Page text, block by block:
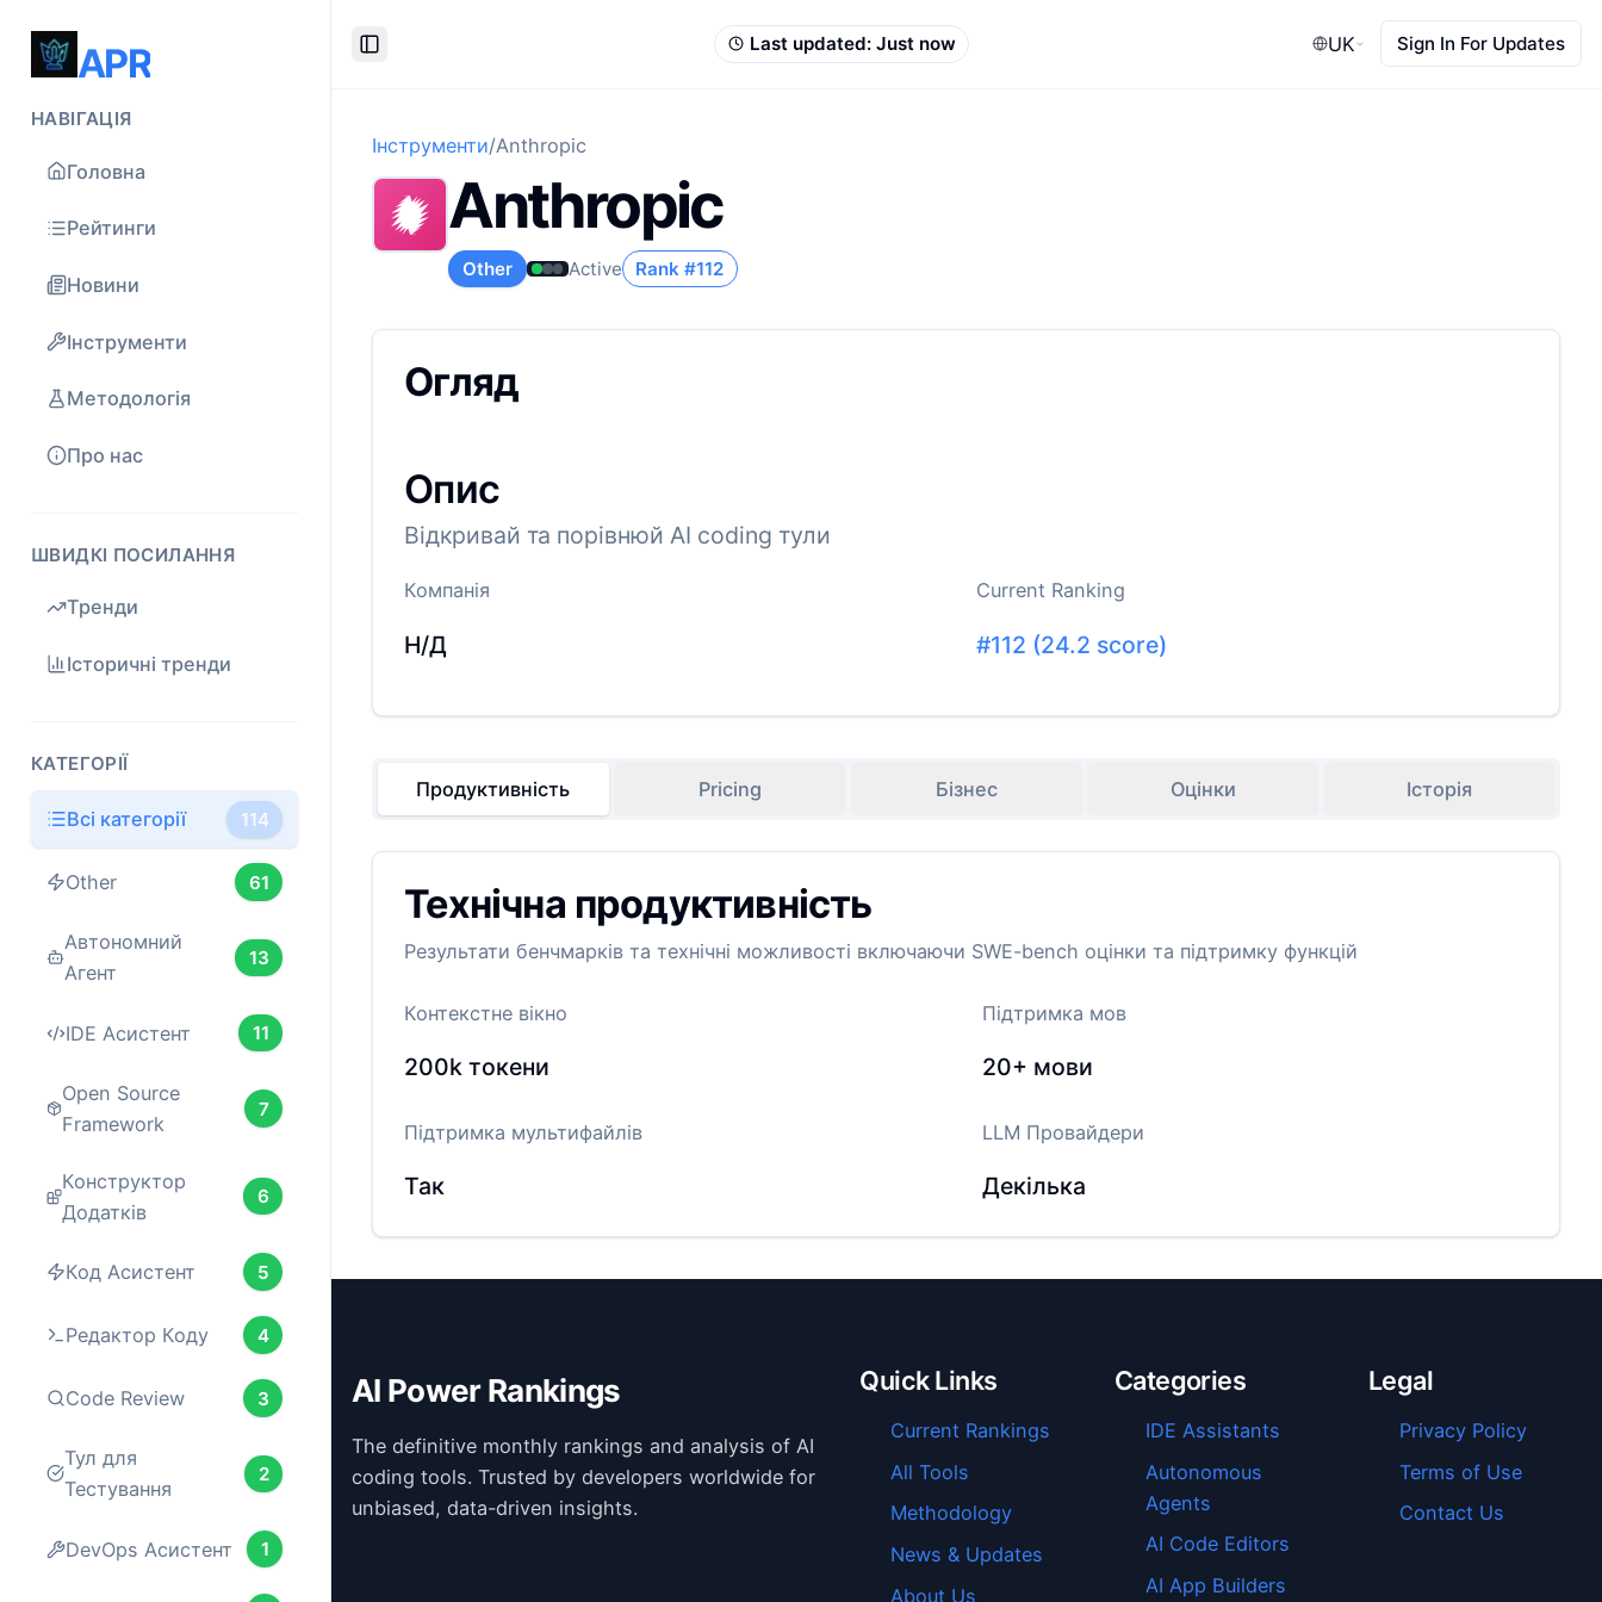
APR
НАВІГАЦІЯ
Головна
Рейтинги
Новини
Інструменти
Методологія
Про нас
ШВИДКІ ПОСИЛАННЯ
Тренди
Історичні тренди
КАТЕГОРІЇ
Всі категорії 114
Other 61
Автономний
Агент
13
IDE Асистент 11
Open Source
Framework
7
Конструктор
Додатків
6
Код Асистент 5
Редактор Коду 4
Code Review 3
Тул для
Тестування
2
DevOps Асистент 1
Toggle Sidebar
Last updated: Just now UK Sign In For Updates
Інструменти/Anthropic
Anthropic
Other Active Rank #112
Огляд
Опис
Відкривай та порівнюй AI coding тули
Компанія
Н/Д
Current Ranking
#112 (24.2 score)
Продуктивність Pricing Бізнес Оцінки Історія
Технічна продуктивність
Результати бенчмарків та технічні можливості включаючи SWE-bench оцінки та підтримку функцій
Контекстне вікно
200kтокени
Підтримка мов
20+ мови
Підтримка мультифайлів
Так
LLM Провайдери
Декілька
AI Power Rankings
The definitive monthly rankings and analysis of AI
coding tools. Trusted by developers worldwide for
unbiased, data-driven insights.
Quick Links
Current Rankings
All Tools
Methodology
News & Updates
About Us
Categories
IDE Assistants
Autonomous
Agents
AI Code Editors
AI App Builders
Legal
Privacy Policy
Terms of Use
Contact Us